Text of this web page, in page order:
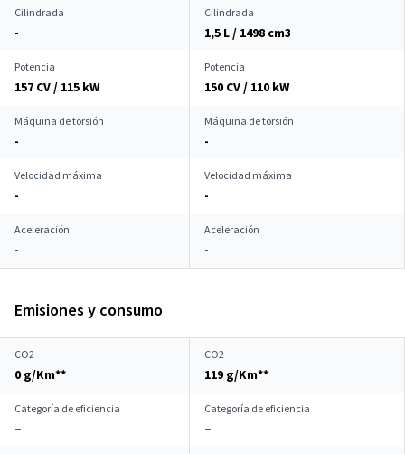
Cilindrada
-
Cilindrada
1,5 L / 1498 cm3
Potencia
157 CV / 115 kW
Potencia
150 CV / 110 kW
Máquina de torsión
-
Máquina de torsión
-
Velocidad máxima
-
Velocidad máxima
-
Aceleración
-
Aceleración
-
Emisiones y consumo
CO2
0 g/Km**
CO2
119 g/Km**
Categoría de eficiencia
–
Categoría de eficiencia
–